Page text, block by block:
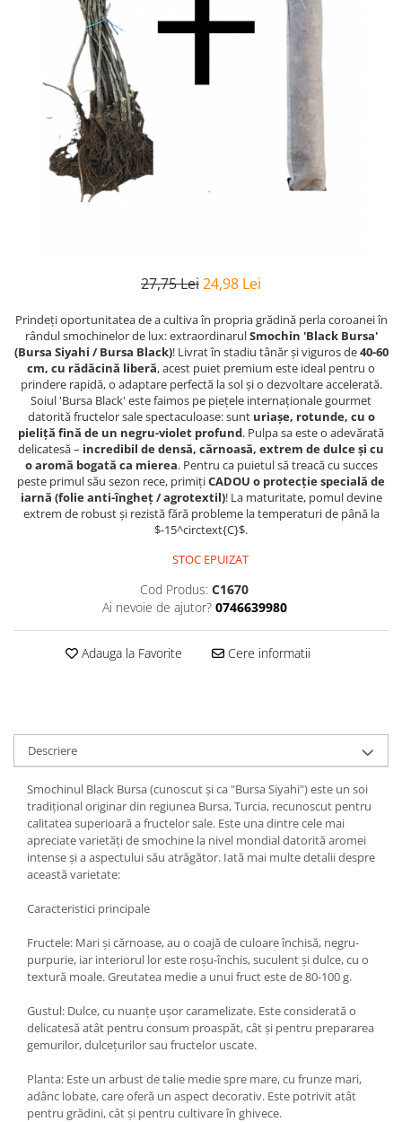
27,75 Lei24,98 Lei
Prindeți oportunitatea de a cultiva în propria grădină perla coroanei în
rândul smochinelor de lux: extraordinarulSmochin 'Black Bursa'
(Bursa Siyahi / Bursa Black)! Livrat în stadiu tânăr și viguros de40-60
cm, cu rădăcină liberă, acest puiet premium este ideal pentru o
prindere rapidă, o adaptare perfectă la sol și o dezvoltare accelerată.
Soiul 'Bursa Black' este faimos pe piețele internaționale gourmet
datorită fructelor sale spectaculoase: sunt uriașe, rotunde, cu o
pieliță fină de un negru-violet profund. Pulpa sa este o adevărată
delicatesă – incredibil de densă, cărnoasă, extrem de dulce și cu
o aromă bogată ca mierea. Pentru ca puietul să treacă cu succes
peste primul său sezon rece, primițiCADOU o protecție specială de
iarnă (folie anti-îngheț / agrotextil)! La maturitate, pomul devine
extrem de robust și rezistă fără probleme la temperaturi de până la
$-15^circtext{C}$.
STOC EPUIZAT
Cod Produs: C1670
Ai nevoie de ajutor? 0746639980
Adauga la Favorite Cere informatii
Descriere
Smochinul Black Bursa (cunoscut și ca "Bursa Siyahi") este un soi
tradițional originar din regiunea Bursa, Turcia, recunoscut pentru
calitatea superioară a fructelor sale. Este una dintre cele mai
apreciate varietăți de smochine la nivel mondial datorită aromei
intense și a aspectului său atrăgător. Iată mai multe detalii despre
această varietate:
Caracteristici principale
Fructele: Mari și cărnoase, au o coajă de culoare închisă, negru-
purpurie, iar interiorul lor este roșu-închis, suculent și dulce, cu o
textură moale. Greutatea medie a unui fruct este de 80-100 g.
Gustul: Dulce, cu nuanțe ușor caramelizate. Este considerată o
delicatesă atât pentru consum proaspăt, cât și pentru prepararea
gemurilor, dulcețurilor sau fructelor uscate.
Planta: Este un arbust de talie medie spre mare, cu frunze mari,
adânc lobate, care oferă un aspect decorativ. Este potrivit atât
pentru grădini, cât și pentru cultivare în ghivece.